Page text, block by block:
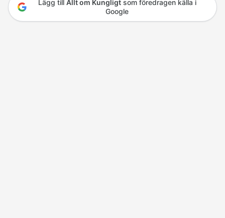
Lägg till Allt om Kungligtsom föredragen källa i
Google